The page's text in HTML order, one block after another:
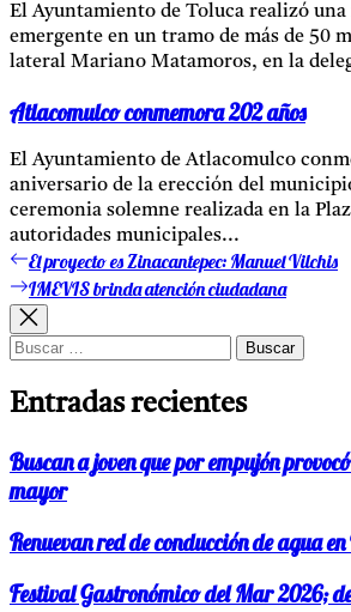
El Ayuntamiento de Toluca realizó
emergente en un tramo de más de 50
lateral Mariano Matamoros, en la
Atlacomulco conmemora 202 años
El Ayuntamiento de Atlacomulco
aniversario de la erección del
ceremonia solemne realizada en la
autoridades municipales...
Navegación
de
entradas
Entrada
anterior:
El proyecto es Zinacantepec: Manuel Vilchis
Entrada
siguiente:
IMEVIS brinda atención ciudadana
Buscar:
Entradas recientes
Buscan a joven que por empujón
mayor
Renuevan red de conducción de agua
Festival Gastronómico del Mar 2026;